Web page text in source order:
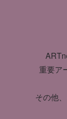
重要ア
その他